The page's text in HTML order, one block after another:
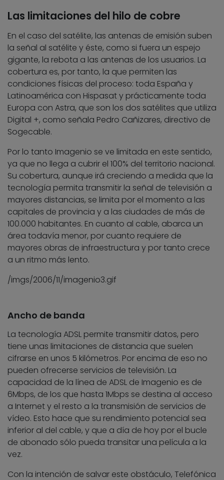
Las limitaciones del hilo de cobre
En el caso del satélite, las antenas de emisión suben
la señal al satélite y éste, como si fuera un espejo
gigante, la rebota a las antenas de los usuarios. La
cobertura es, por tanto, la que permiten las
condiciones físicas del proceso: toda España y
Latinoamérica con Hispasat y prácticamente toda
Europa con Astra, que son los dos satélites que utiliza
Digital +, como señala Pedro Cañizares, directivo de
Sogecable.
Por lo tanto Imagenio se ve limitada en este sentido,
ya que no llega a cubrir el 100% del territorio nacional.
Su cobertura, aunque irá creciendo a medida que la
tecnología permita transmitir la señal de televisión a
mayores distancias, se limita por el momento a las
capitales de provincia y a las ciudades de más de
100.000 habitantes. En cuanto al cable, abarca un
área todavía menor, por cuanto requiere de
mayores obras de infraestructura y por tanto crece
a un ritmo más lento.
/imgs/2006/11/imagenio3.gif
Ancho de banda
La tecnología ADSL permite transmitir datos, pero
tiene unas limitaciones de distancia que suelen
cifrarse en unos 5 kilómetros. Por encima de eso no
pueden ofrecerse servicios de televisión. La
capacidad de la línea de ADSL de Imagenio es de
6Mbps, de los que hasta 1Mbps se destina al acceso
a Internet y el resto a la transmisión de servicios de
vídeo. Esto hace que su rendimiento potencial sea
inferior al del cable, y que a día de hoy por el bucle
de abonado sólo pueda transitar una película a la
vez.
Con la intención de salvar este obstáculo, Telefónica